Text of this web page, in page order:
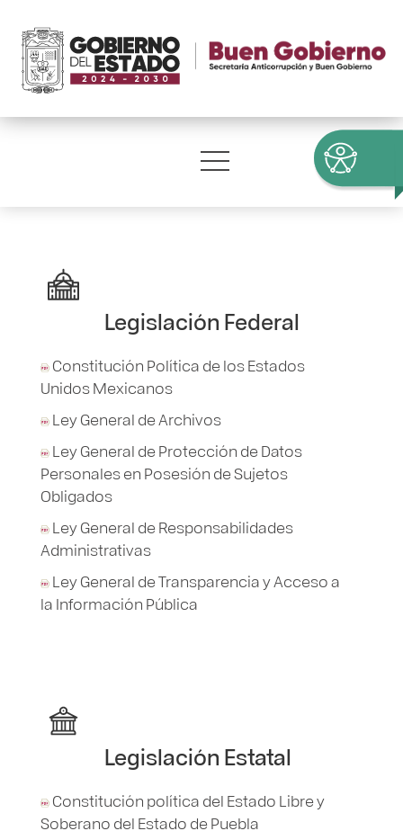
Legislación Federal
Constitución Política de los Estados
Unidos Mexicanos
Ley General de Archivos
Ley General de Protección de Datos
Personales en Posesión de Sujetos
Obligados
Ley General de Responsabilidades
Administrativas
Ley General de Transparencia y Acceso a
la Información Pública
Legislación Estatal
Constitución política del Estado Libre y
Soberano del Estado de Puebla